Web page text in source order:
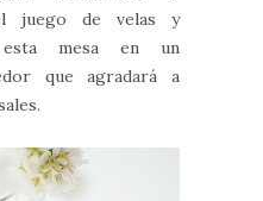
juego de velas y
esta mesa en un
que agradará a